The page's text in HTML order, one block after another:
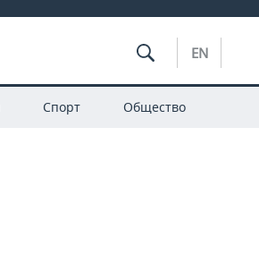
EN
Спорт Общество